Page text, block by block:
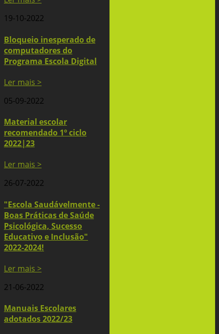
19-10-2022
Bloqueio inesperado de
computadores do
Programa Escola Digital
Ler mais >
05-09-2022
Material escolar
recomendado 1º ciclo
2022|23
Ler mais >
26-07-2022
"Escola Saudávelmente -
Boas Práticas de Saúde
Psicológica, Sucesso
Educativo e Inclusão"
2022-2024!
Ler mais >
21-06-2022
Manuais Escolares
adotados 2022/23